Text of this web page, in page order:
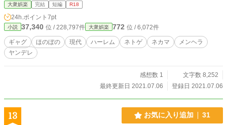
大衆娯楽 完結 短編 R18
24h.ポイント 7pt
小説 37,340 位 / 228,797件 大衆娯楽 772 位 / 6,072件
ギャグ ほのぼの 現代 ハーレム ネトゲ ネカマ
メンヘラ
ヤンデレ
感想数 1
文字数 8,252
最終更新日 2021.07.06
登録日 2021.07.06
13 お気に入り追加 31